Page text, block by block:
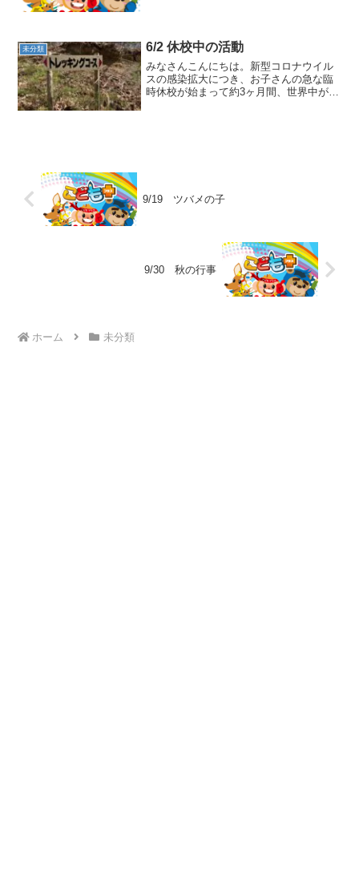
のＡちゃんの要望でまく（...
未分類 6/2 休校中の活動
みなさんこんにちは。新型コロナウイル
スの感染拡大につき、お子さんの急な臨
時休校が始まって約3ヶ月間、世界中が試
9/19 ツバメの子
9/30 秋の行事
ホーム 未分類